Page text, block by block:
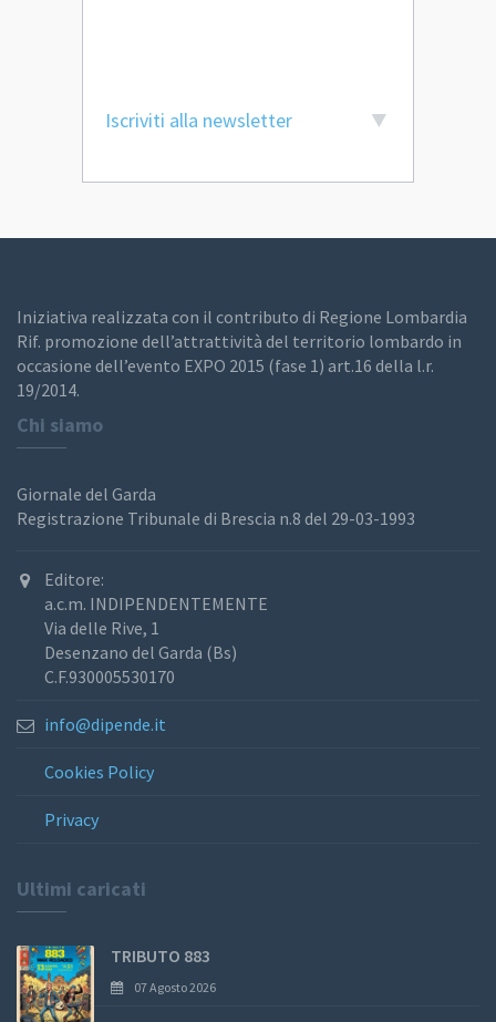
Iscriviti alla newsletter
Iniziativa realizzata con il contributo di Regione Lombardia
Rif. promozione dell’attrattività del territorio lombardo in
occasione dell’evento EXPO 2015 (fase 1) art.16 della l.r.
19/2014.
Chi siamo
Giornale del Garda
Registrazione Tribunale di Brescia n.8 del 29-03-1993
Editore:
a.c.m. INDIPENDENTEMENTE
Via delle Rive, 1
Desenzano del Garda (Bs)
C.F.930005530170
info@dipende.it
Cookies Policy
Privacy
Ultimi caricati
TRIBUTO 883
07 Agosto 2026